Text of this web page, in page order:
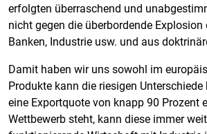
erfolgten überraschend und
nicht gegen die überbordende
Banken, Industrie usw. und aus
Damit haben wir uns sowohl im
Produkte kann die riesigen
eine Exportquote von knapp 90 Prozent
Wettbewerb steht, kann diese immer